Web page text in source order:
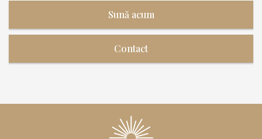
Sună acum
Contact